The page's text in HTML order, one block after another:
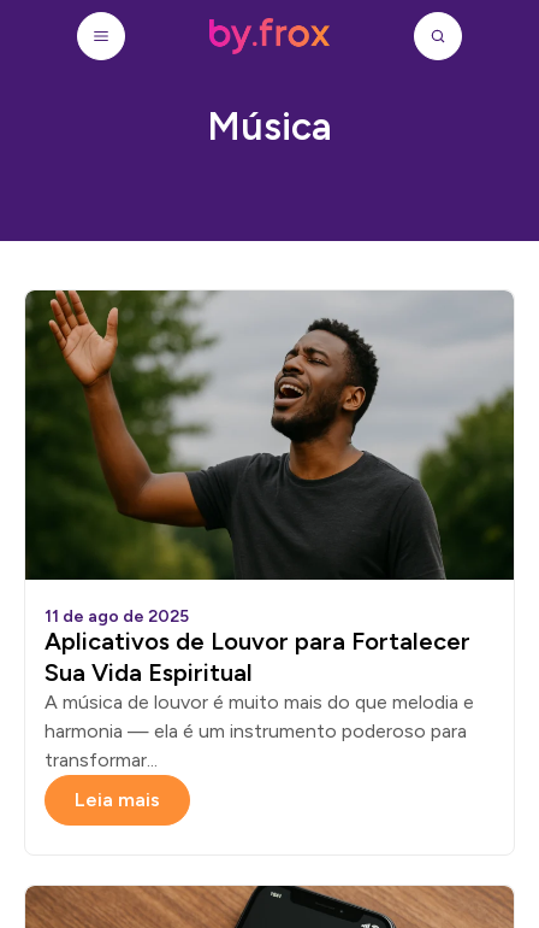
Música
11 de ago de 2025
Aplicativos de Louvor para Fortalecer
Sua Vida Espiritual
A música de louvor é muito mais do que melodia e
harmonia — ela é um instrumento poderoso para
transformar...
Leia mais